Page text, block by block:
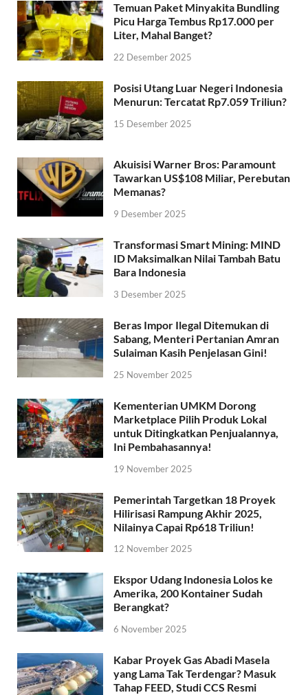
Temuan Paket Minyakita Bundling
Picu Harga Tembus Rp17.000 per
Liter, Mahal Banget?
22 Desember 2025
Posisi Utang Luar Negeri Indonesia
Menurun: Tercatat Rp7.059 Triliun?
15 Desember 2025
Akuisisi Warner Bros: Paramount
Tawarkan US$108 Miliar, Perebutan
Memanas?
9 Desember 2025
Transformasi Smart Mining: MIND
ID Maksimalkan Nilai Tambah Batu
Bara Indonesia
3 Desember 2025
Beras Impor Ilegal Ditemukan di
Sabang, Menteri Pertanian Amran
Sulaiman Kasih Penjelasan Gini!
25 November 2025
Kementerian UMKM Dorong
Marketplace Pilih Produk Lokal
untuk Ditingkatkan Penjualannya,
Ini Pembahasannya!
19 November 2025
Pemerintah Targetkan 18 Proyek
Hilirisasi Rampung Akhir 2025,
Nilainya Capai Rp618 Triliun!
12 November 2025
Ekspor Udang Indonesia Lolos ke
Amerika, 200 Kontainer Sudah
Berangkat?
6 November 2025
Kabar Proyek Gas Abadi Masela
yang Lama Tak Terdengar? Masuk
Tahap FEED, Studi CCS Resmi